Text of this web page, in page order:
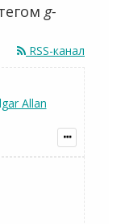
g-
RSS-канал
Allan